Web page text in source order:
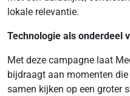
lokale relevantie.
Technologie als onderdeel
Met deze campagne laat
bijdraagt aan momenten
samen kijken op een groter